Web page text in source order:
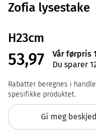
Zofia lysestake
H23cm
53,97
Vår førpris
Du sparer
Rabatter beregnes i
spesifikke produktet.
Gi meg